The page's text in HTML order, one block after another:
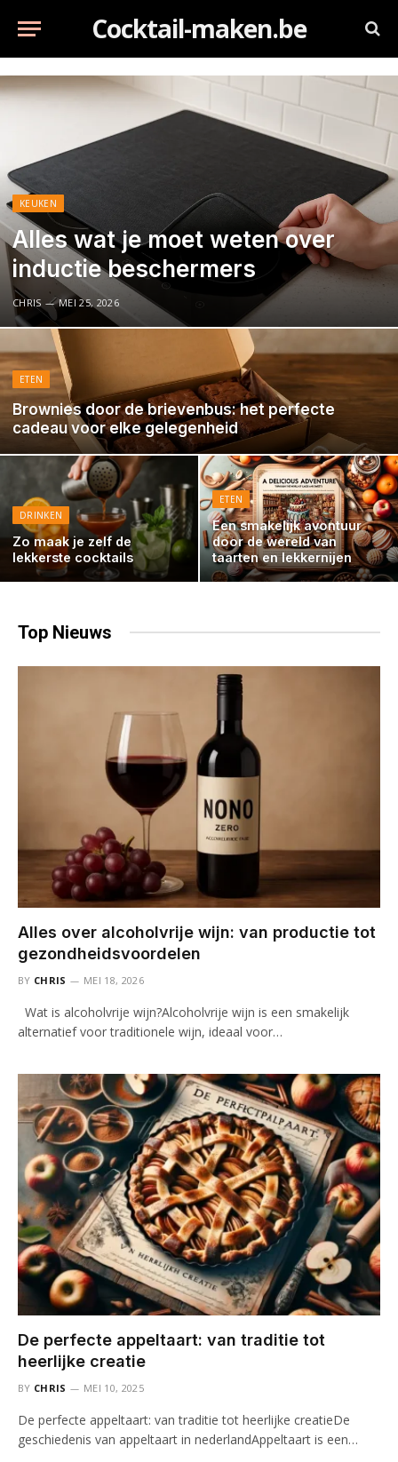
Cocktail-maken.be
KEUKEN
Alles wat je moet weten over
inductie beschermers
CHRIS MEI 25, 2026
ETEN
Brownies door de brievenbus: het perfecte
cadeau voor elke gelegenheid
DRINKEN
Zo maak je zelf de
lekkerste cocktails
ETEN
Een smakelijk avontuur
door de wereld van
taarten en lekkernijen
Top Nieuws
Alles over alcoholvrije wijn: van productie tot
gezondheidsvoordelen
BY CHRIS MEI 18, 2026
Wat is alcoholvrije wijn?Alcoholvrije wijn is een smakelijk
alternatief voor traditionele wijn, ideaal voor…
De perfecte appeltaart: van traditie tot
heerlijke creatie
BY CHRIS MEI 10, 2025
De perfecte appeltaart: van traditie tot heerlijke creatieDe
geschiedenis van appeltaart in nederlandAppeltaart is een…